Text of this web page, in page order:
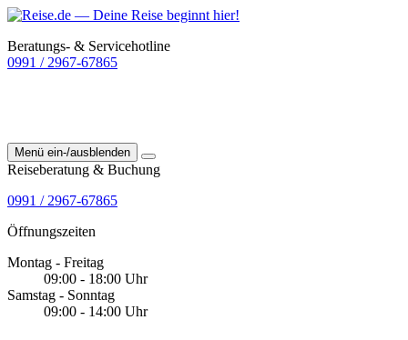
Beratungs- & Servicehotline
0991 / 2967-67865
Menü ein-/ausblenden
Reiseberatung & Buchung
0991 / 2967-67865
Öffnungszeiten
Montag - Freitag
09:00 - 18:00 Uhr
Samstag - Sonntag
09:00 - 14:00 Uhr